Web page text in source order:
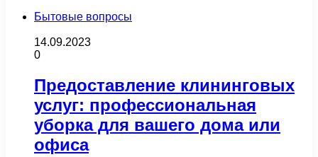
Бытовые вопросы
14.09.2023
0
Предоставление клининговых
услуг: профессиональная
уборка для вашего дома или
офиса